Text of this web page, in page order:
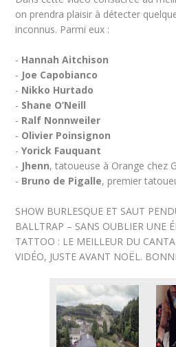
on prendra plaisir à détecter
inconnus. Parmi eux :
- Hannah Aitchison
- Joe Capobianco
- Nikko Hurtado
- Shane O’Neill
- Ralf Nonnweiler
- Olivier Poinsignon
-Yorick Fauquant
- Jhenn, tatoueuse à Orange chez
- Bruno de Pigalle, premier
SHOW BURLESQUE ET SAUT
BALLTRAP – SANS OUBLIER UNE
TATTOO : LE MEILLEUR DU
VIDÉO, JUSTE AVANT NOËL.